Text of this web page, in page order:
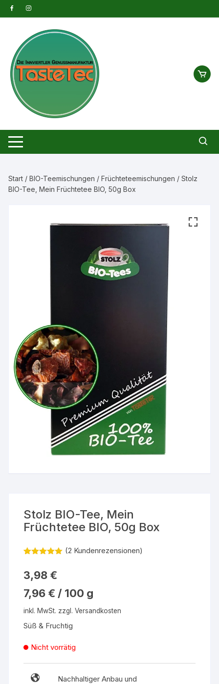
Zum
Inhalt
Start /BIO-Teemischungen /Früchteteemischungen / Stolz
BIO-Tee, Mein Früchtetee BIO, 50g Box
Stolz BIO-Tee, Mein
Früchtetee BIO, 50g Box
von 5,
basierend
auf
Kundenbew
(2 Kundenrezensionen)
3,98 €
7,96 € / 100 g
inkl. MwSt. zzgl.Versandkosten
Süß & Fruchtig
Nicht vorrätig
Nachhaltiger Anbau und